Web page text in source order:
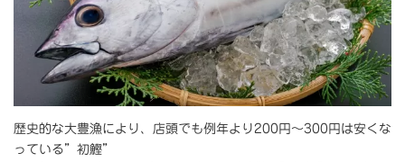
歴史的な大豊漁により、店頭でも例年より200円～300円は安くな
っている”初鰹”